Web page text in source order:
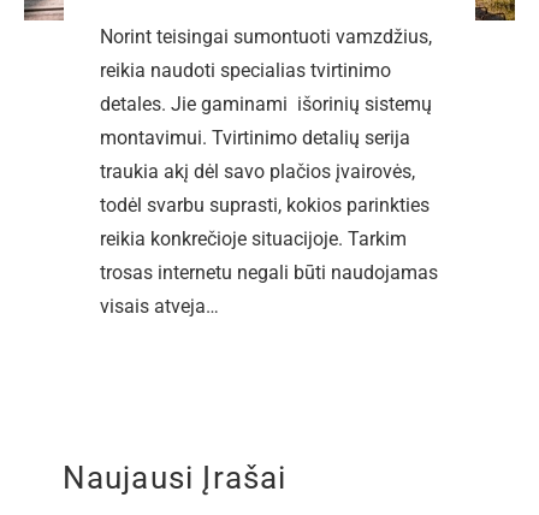
Norint teisingai sumontuoti vamzdžius,
reikia naudoti specialias tvirtinimo
detales. Jie gaminami išorinių sistemų
montavimui. Tvirtinimo detalių serija
traukia akį dėl savo plačios įvairovės,
todėl svarbu suprasti, kokios parinkties
reikia konkrečioje situacijoje. Tarkim
trosas internetu negali būti naudojamas
visais atveja…
Naujausi Įrašai